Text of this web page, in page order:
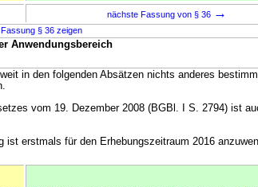
nächste Fassung von § 36 →
§ 36 zeigen
Anwendungsbereich
in den folgenden Absätzen nichts anderes
vom 19. Dezember 2008 (BGBl. I S. 2794) ist
erstmals für den Erhebungszeitraum 2016